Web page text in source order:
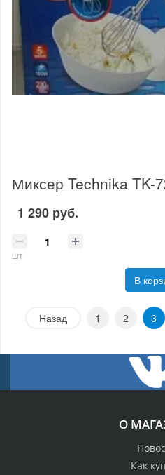
Миксер Technika TK-
1 290 руб.
шт
В
Назад 1 2 3
О
Как